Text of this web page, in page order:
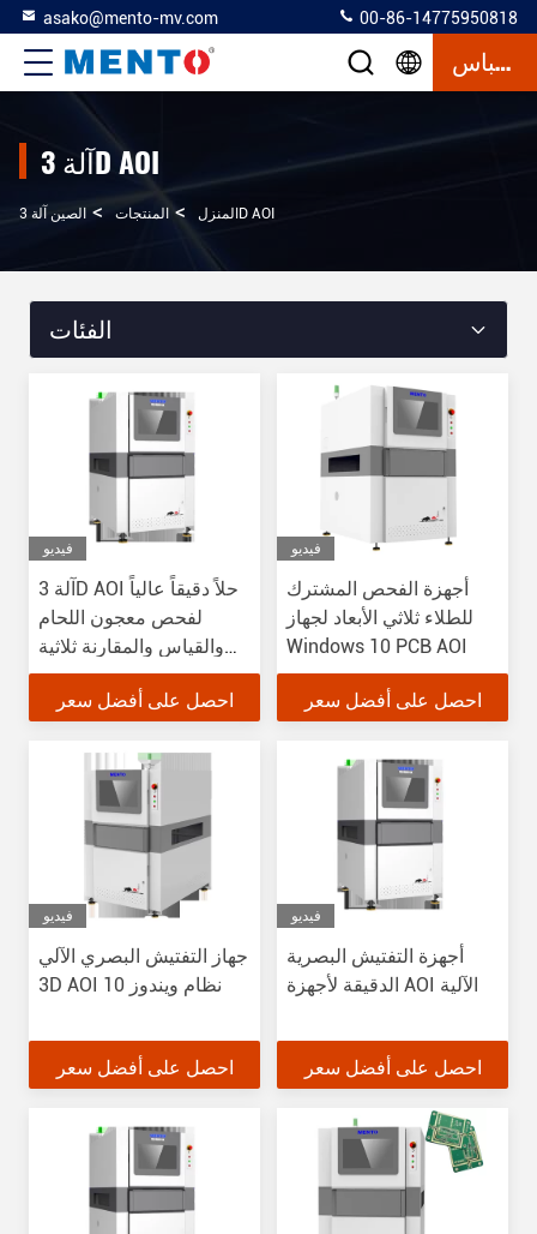
asako@mento-mv.com 00-86-14775950818
إقتباس
آلة 3D AOI
المنزل > المنتجات > الصين آلة 3D AOI
الفئات
فيديو
آلة 3D AOI حلاً دقيقاً عالياً
لفحص معجون اللحام
والقياس والمقارنة ثلاثية
الأبعاد بـ 5 ميجابيكسل
احصل على أفضل سعر
فيديو
أجهزة الفحص المشترك
للطلاء ثلاثي الأبعاد لجهاز
Windows 10 PCB AOI
احصل على أفضل سعر
فيديو
جهاز التفتيش البصري الآلي
3D AOI نظام ويندوز 10
احصل على أفضل سعر
فيديو
أجهزة التفتيش البصرية
الدقيقة لأجهزة AOI الآلية
احصل على أفضل سعر